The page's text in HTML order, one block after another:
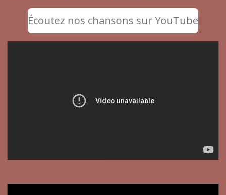
Écoutez nos chansons sur YouTube